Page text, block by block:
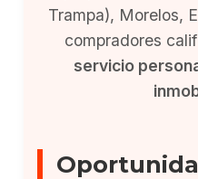
Trampa), Morelos,
compradores
servicio